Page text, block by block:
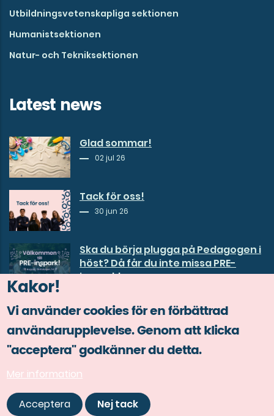
Kakor!
Vi använder cookies för en förbättrad
användarupplevelse. Genom att klicka
"acceptera" godkänner du detta.
Mer information
Acceptera Nej tack
Utbildningsvetenskapliga sektionen
Humanistsektionen
Natur- och Tekniksektionen
Latest news
Glad sommar!
02 jul 26
Tack för oss!
30 jun 26
Ska du börja plugga på Pedagogen i
höst? Då får du inte missa PRE-
inspark!